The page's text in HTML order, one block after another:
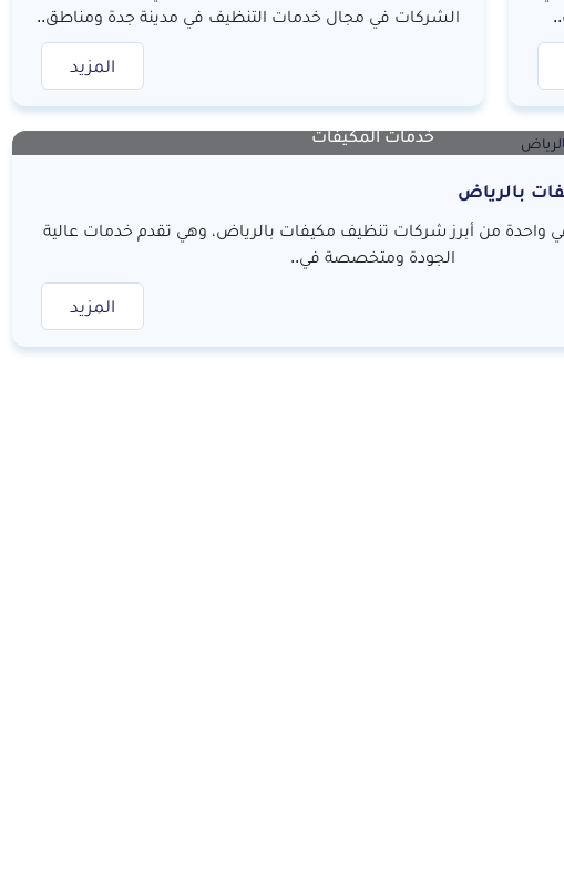
الشركات في مجال خدمات التنظيف في مدينة جدة ومناطق..
المزيد
خدمات المكيفات
بالرياض
واحدة من أبرز شركات تنظيف مكيفات بالرياض، وهي تقدم خدمات عالية
الجودة ومتخصصة في..
المزيد